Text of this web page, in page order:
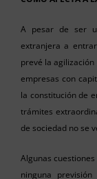
A pesar de ser
extranjera a
prevé la
empresas con
la constitución de
trámites
de sociedad no se
Algunas
ninguna